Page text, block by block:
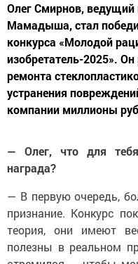
Олег Смирнов, ведущий
Мамадыша, стал
конкурса «Молодой
изобретатель-2025».
ремонта
устранения
компании миллионы
— Олег, что для
награда?
— В первую очередь,
признание. Конкурс
теория, они имеют
полезны в реальном